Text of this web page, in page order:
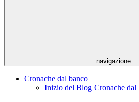
navigazione
Cronache dal banco
Inizio del Blog Cronache dal